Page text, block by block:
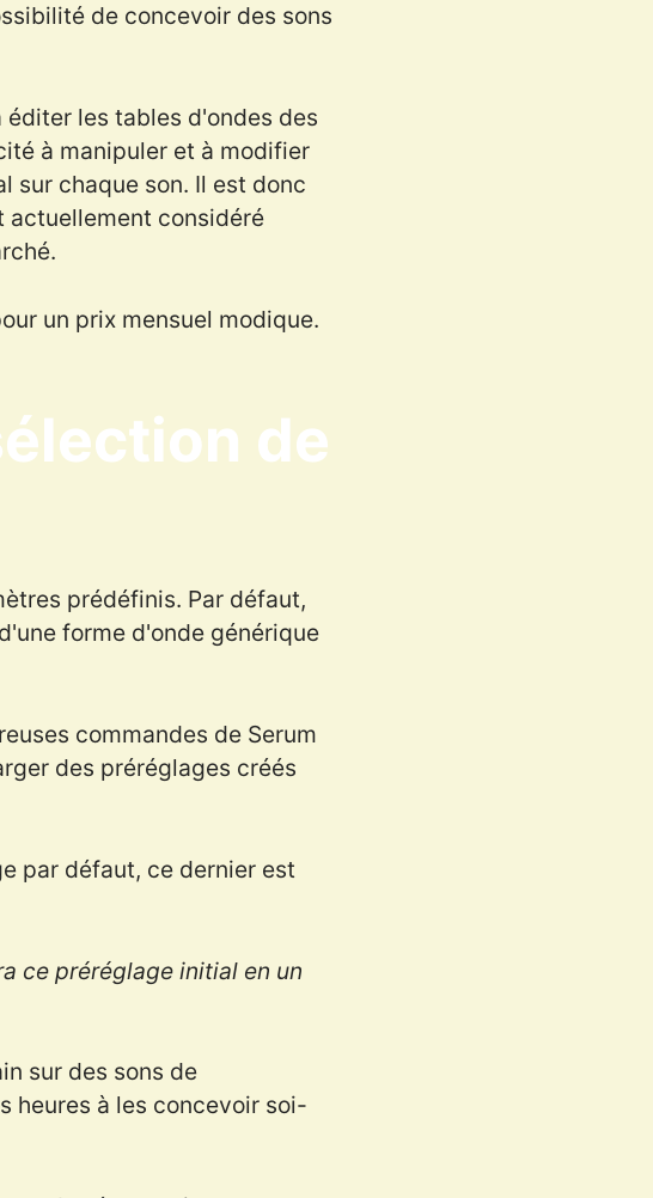
de concevoir des sons
les tables d'ondes des
à manipuler et à modifier
sur chaque son. Il est donc
actuellement considéré
un prix mensuel modique.
de
prédéfinis. Par défaut,
forme d'onde générique
commandes de Serum
des préréglages créés
par défaut, ce dernier est
ce préréglage initial en un
sur des sons de
heures à les concevoir soi-